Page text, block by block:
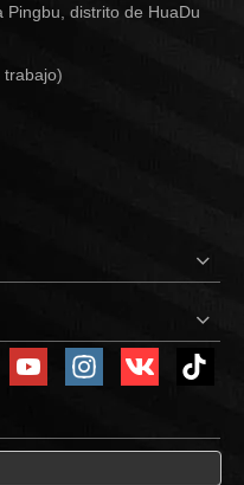
Pingbu, distrito de HuaDu
trabajo)